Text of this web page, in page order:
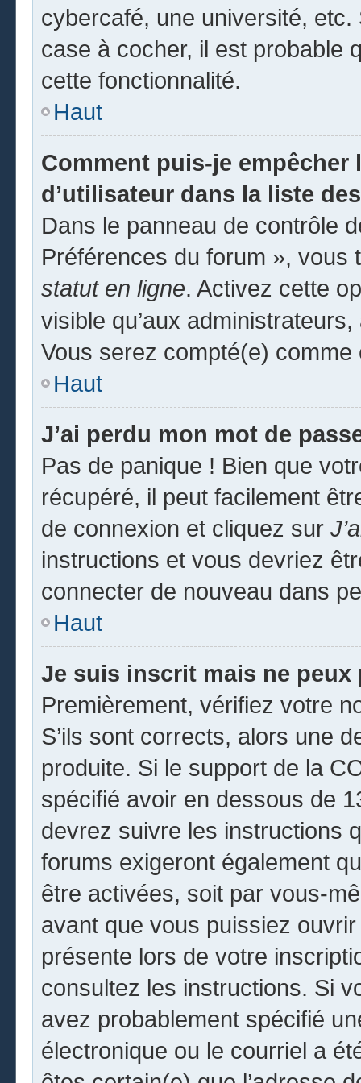
cybercafé, une université,
case à cocher, il est probable
cette fonctionnalité.
Haut
Comment puis-je empêcher
d’utilisateur dans la liste
Dans le panneau de contrôle
Préférences du forum », vous
statut en ligne. Activez cette
visible qu’aux
Vous serez compté(e)
Haut
J’ai perdu mon mot de
Pas de panique ! Bien que
récupéré, il peut facilement
de connexion et cliquez sur
instructions et vous devriez
connecter de nouveau dans
Haut
Je suis inscrit mais ne peux
Premièrement, vérifiez votre
S’ils sont corrects, alors une
produite. Si le support de la
spécifié avoir en dessous de
devrez suivre les instructions
forums exigeront également
être activées, soit par vous-
avant que vous puissiez
présente lors de votre
consultez les instructions. Si
avez probablement spécifié
électronique ou le courriel a